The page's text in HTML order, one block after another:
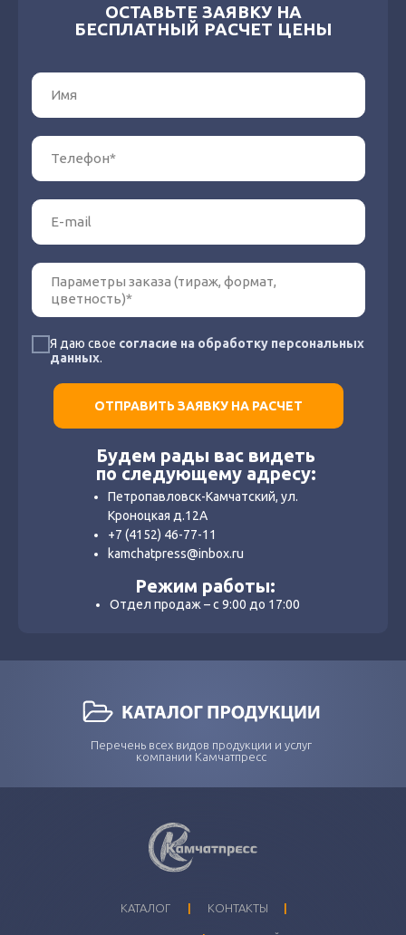
Я даю свое согласие на обработку персональных
данных.
ОТПРАВИТЬ ЗАЯВКУ НА РАСЧЕТ
Петропавловск-Камчатский, ул.
Кроноцкая д.12А
+7 (4152) 46-77-11
kamchatpress@inbox.ru
Будем рады вас видеть
по следующему адресу:
Отдел продаж – с 9:00 до 17:00
Режим работы:
ОСТАВЬТЕ ЗАЯВКУ НА
БЕСПЛАТНЫЙ РАСЧЕТ ЦЕНЫ
Перечень всех видов продукции и услуг
компании Камчатпресс
I
I
КОНТАКТЫ
КАТАЛОГ